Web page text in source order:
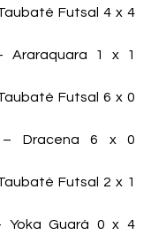
Futsal 4 x 4
Araraquara 1 x 1
Futsal 6 x 0
– Dracena 6 x 0
Futsal 2 x 1
Yoka Guará 0 x 4